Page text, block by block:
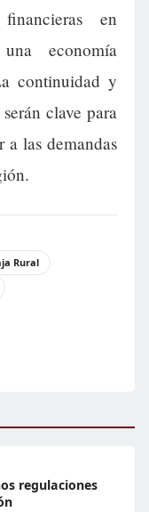
en
economía
continuidad y
clave para
a las demandas
Rural
regulaciones